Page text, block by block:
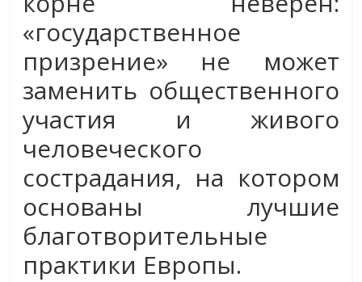
«государственное
призрение» не может
заменить общественного
участия и живого
человеческого
сострадания, на котором
основаны лучшие
благотворительные
практики Европы.